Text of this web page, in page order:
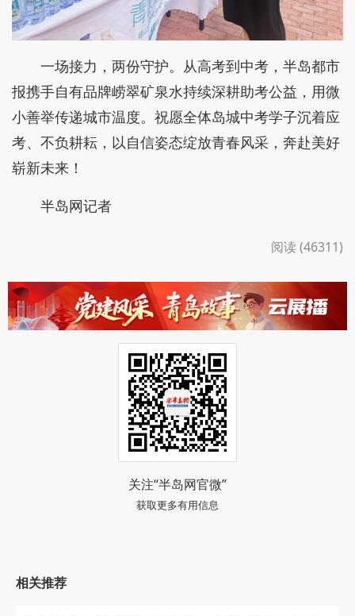
一场接力，两份守护。从高考到中考，半岛都市
报携手自有品牌崂翠矿泉水持续深耕助考公益，用微
小善举传递城市温度。祝愿全体岛城中考学子沉着应
考、不负耕耘，以自信姿态绽放青春风采，奔赴美好
崭新未来！
半岛网记者
阅读 (46311)
关注“半岛网官微”
获取更多有用信息
相关推荐